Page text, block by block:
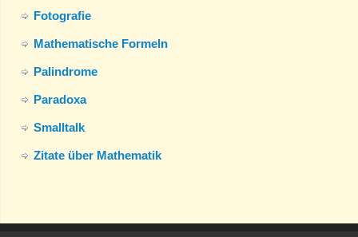
Fotografie
Mathematische Formeln
Palindrome
Paradoxa
Smalltalk
Zitate über Mathematik